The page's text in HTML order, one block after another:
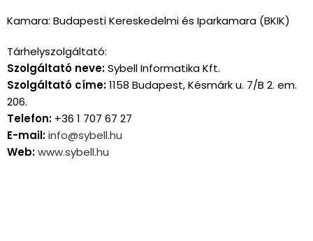
Kamara: Budapesti Kereskedelmi és Iparkamara (BKIK)
Tárhelyszolgáltató:
Szolgáltató neve:Sybell Informatika Kft.
Szolgáltató címe:1158 Budapest, Késmárk u. 7/B 2. em.
206.
Telefon: +36 1 707 67 27
E-mail:info@sybell.hu
Web:www.sybell.hu